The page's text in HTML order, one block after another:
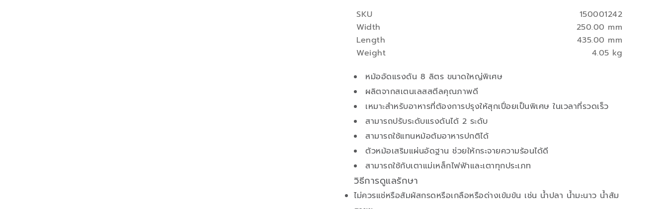
หม้ออัดแรงดัน 8 ลิตร ขนาดใหญ่พิเศษ
ผลิตจากสเตนเลสสตีลคุณภาพดี
เหมาะสำหรับอาหารที่ต้องการปรุงให้สุกเปื่อยเป็นพิเศษ ในเวลาที่รวดเร็ว
สามารถปรับระดับแรงดันได้ 2 ระดับ
สามารถใช้แทนหม้อต้มอาหารปกติได้
ตัวหม้อเสริมแผ่นอัดฐาน ช่วยให้กระจายความร้อนได้ดี
สามารถใช้กับเตาแม่เหล็กไฟฟ้าและเตาทุกประเภท
วิธีการดูแลรักษา
ไม่ควรแช่หรือสัมผัสกรดหรือเกลือหรือด่างเข้มข้น เช่น น้ำปลา น้ำมะนาว น้ำส้ม
More
Information
SKU 150001242
Weight 4.05 kg
Width
250.00 mm
Length
435.00 mm